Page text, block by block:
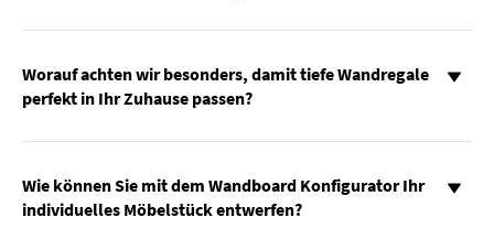
Worauf achten wir besonders, damit tiefe Wandregale
perfekt in Ihr Zuhause passen?
Wie können Sie mit dem Wandboard Konfigurator Ihr
individuelles Möbelstück entwerfen?